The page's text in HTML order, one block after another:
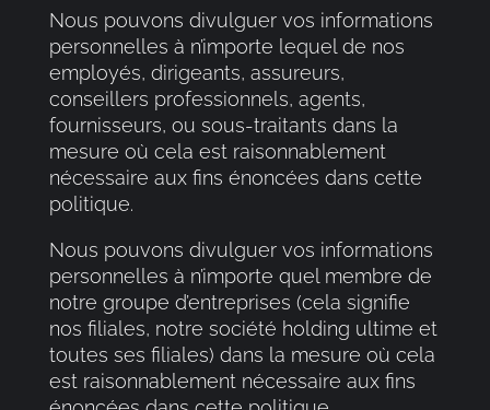
Nous pouvons divulguer vos informations
personnelles à n’importe lequel de nos
employés, dirigeants, assureurs,
conseillers professionnels, agents,
fournisseurs, ou sous-traitants dans la
mesure où cela est raisonnablement
nécessaire aux fins énoncées dans cette
politique.
Nous pouvons divulguer vos informations
personnelles à n’importe quel membre de
notre groupe d’entreprises (cela signifie
nos filiales, notre société holding ultime et
toutes ses filiales) dans la mesure où cela
est raisonnablement nécessaire aux fins